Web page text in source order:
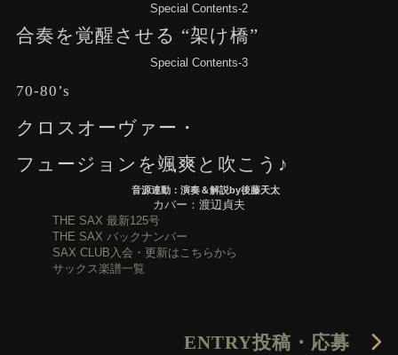
Special Contents-2
合奏を覚醒させる “架け橋”
Special Contents-3
70-80’s
クロスオーヴァー・
フュージョンを颯爽と吹こう♪
音源連動：演奏＆解説by後藤天太
カバー：渡辺貞夫
THE SAX 最新125号
THE SAX バックナンバー
SAX CLUB入会・更新はこちらから
サックス楽譜一覧
ENTRY投稿・応募